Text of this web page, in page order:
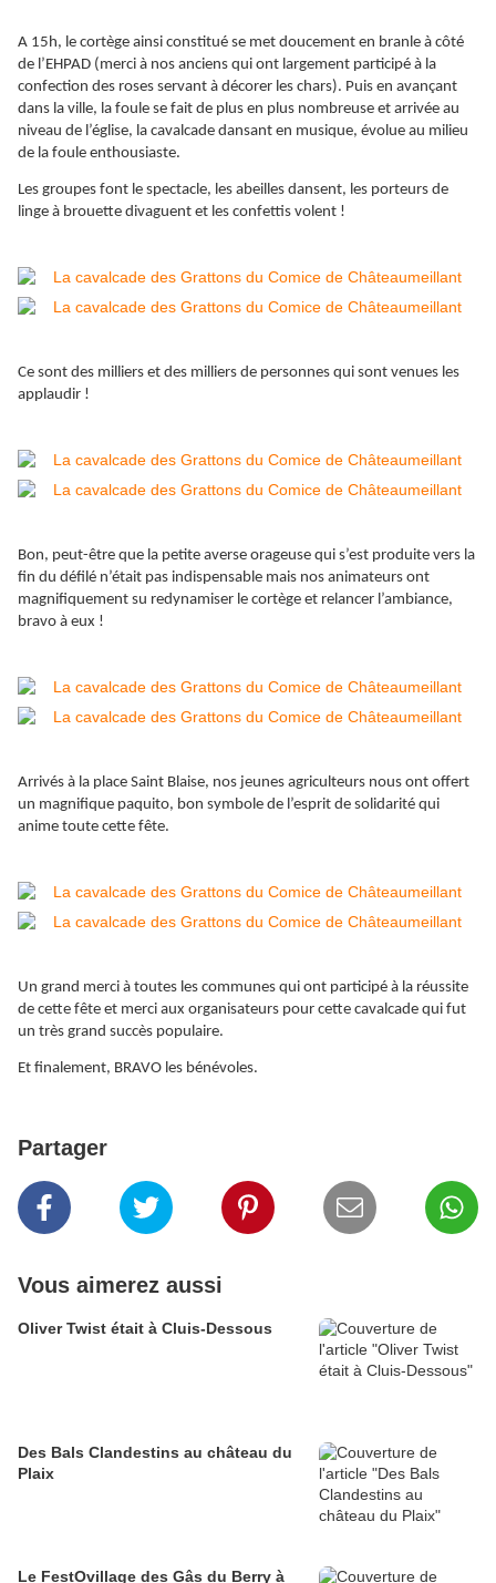
A 15h, le cortège ainsi constitué se met doucement en branle à côté
de l’EHPAD (merci à nos anciens qui ont largement participé à la
confection des roses servant à décorer les chars). Puis en avançant
dans la ville, la foule se fait de plus en plus nombreuse et arrivée au
niveau de l’église, la cavalcade dansant en musique, évolue au milieu
de la foule enthousiaste.
Les groupes font le spectacle, les abeilles dansent, les porteurs de
linge à brouette divaguent et les confettis volent !
Ce sont des milliers et des milliers de personnes qui sont venues les
applaudir !
Bon, peut-être que la petite averse orageuse qui s’est produite vers la
fin du défilé n’était pas indispensable mais nos animateurs ont
magnifiquement su redynamiser le cortège et relancer l’ambiance,
bravo à eux !
Arrivés à la place Saint Blaise, nos jeunes agriculteurs nous ont offert
un magnifique paquito, bon symbole de l’esprit de solidarité qui
anime toute cette fête.
Un grand merci à toutes les communes qui ont participé à la réussite
de cette fête et merci aux organisateurs pour cette cavalcade qui fut
un très grand succès populaire.
Et finalement, BRAVO les bénévoles.
Partager
Vous aimerez aussi
Oliver Twist était à Cluis-Dessous
Des Bals Clandestins au château du
Plaix
Le FestOvillage des Gâs du Berry à